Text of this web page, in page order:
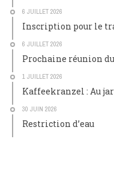
6 JUILLET 2026
Inscription pour le
6 JUILLET 2026
Prochaine réunion
1 JUILLET 2026
Kaffeekranzel : Au
30 JUIN 2026
Restriction d’eau